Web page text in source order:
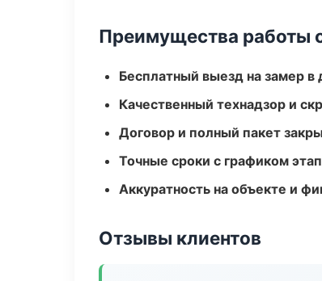
Преимущества работы
Бесплатный выезд на замер в
Качественный технадзор и
Договор и полный пакет
Точные сроки с графиком
Аккуратность на объекте и
Отзывы клиентов